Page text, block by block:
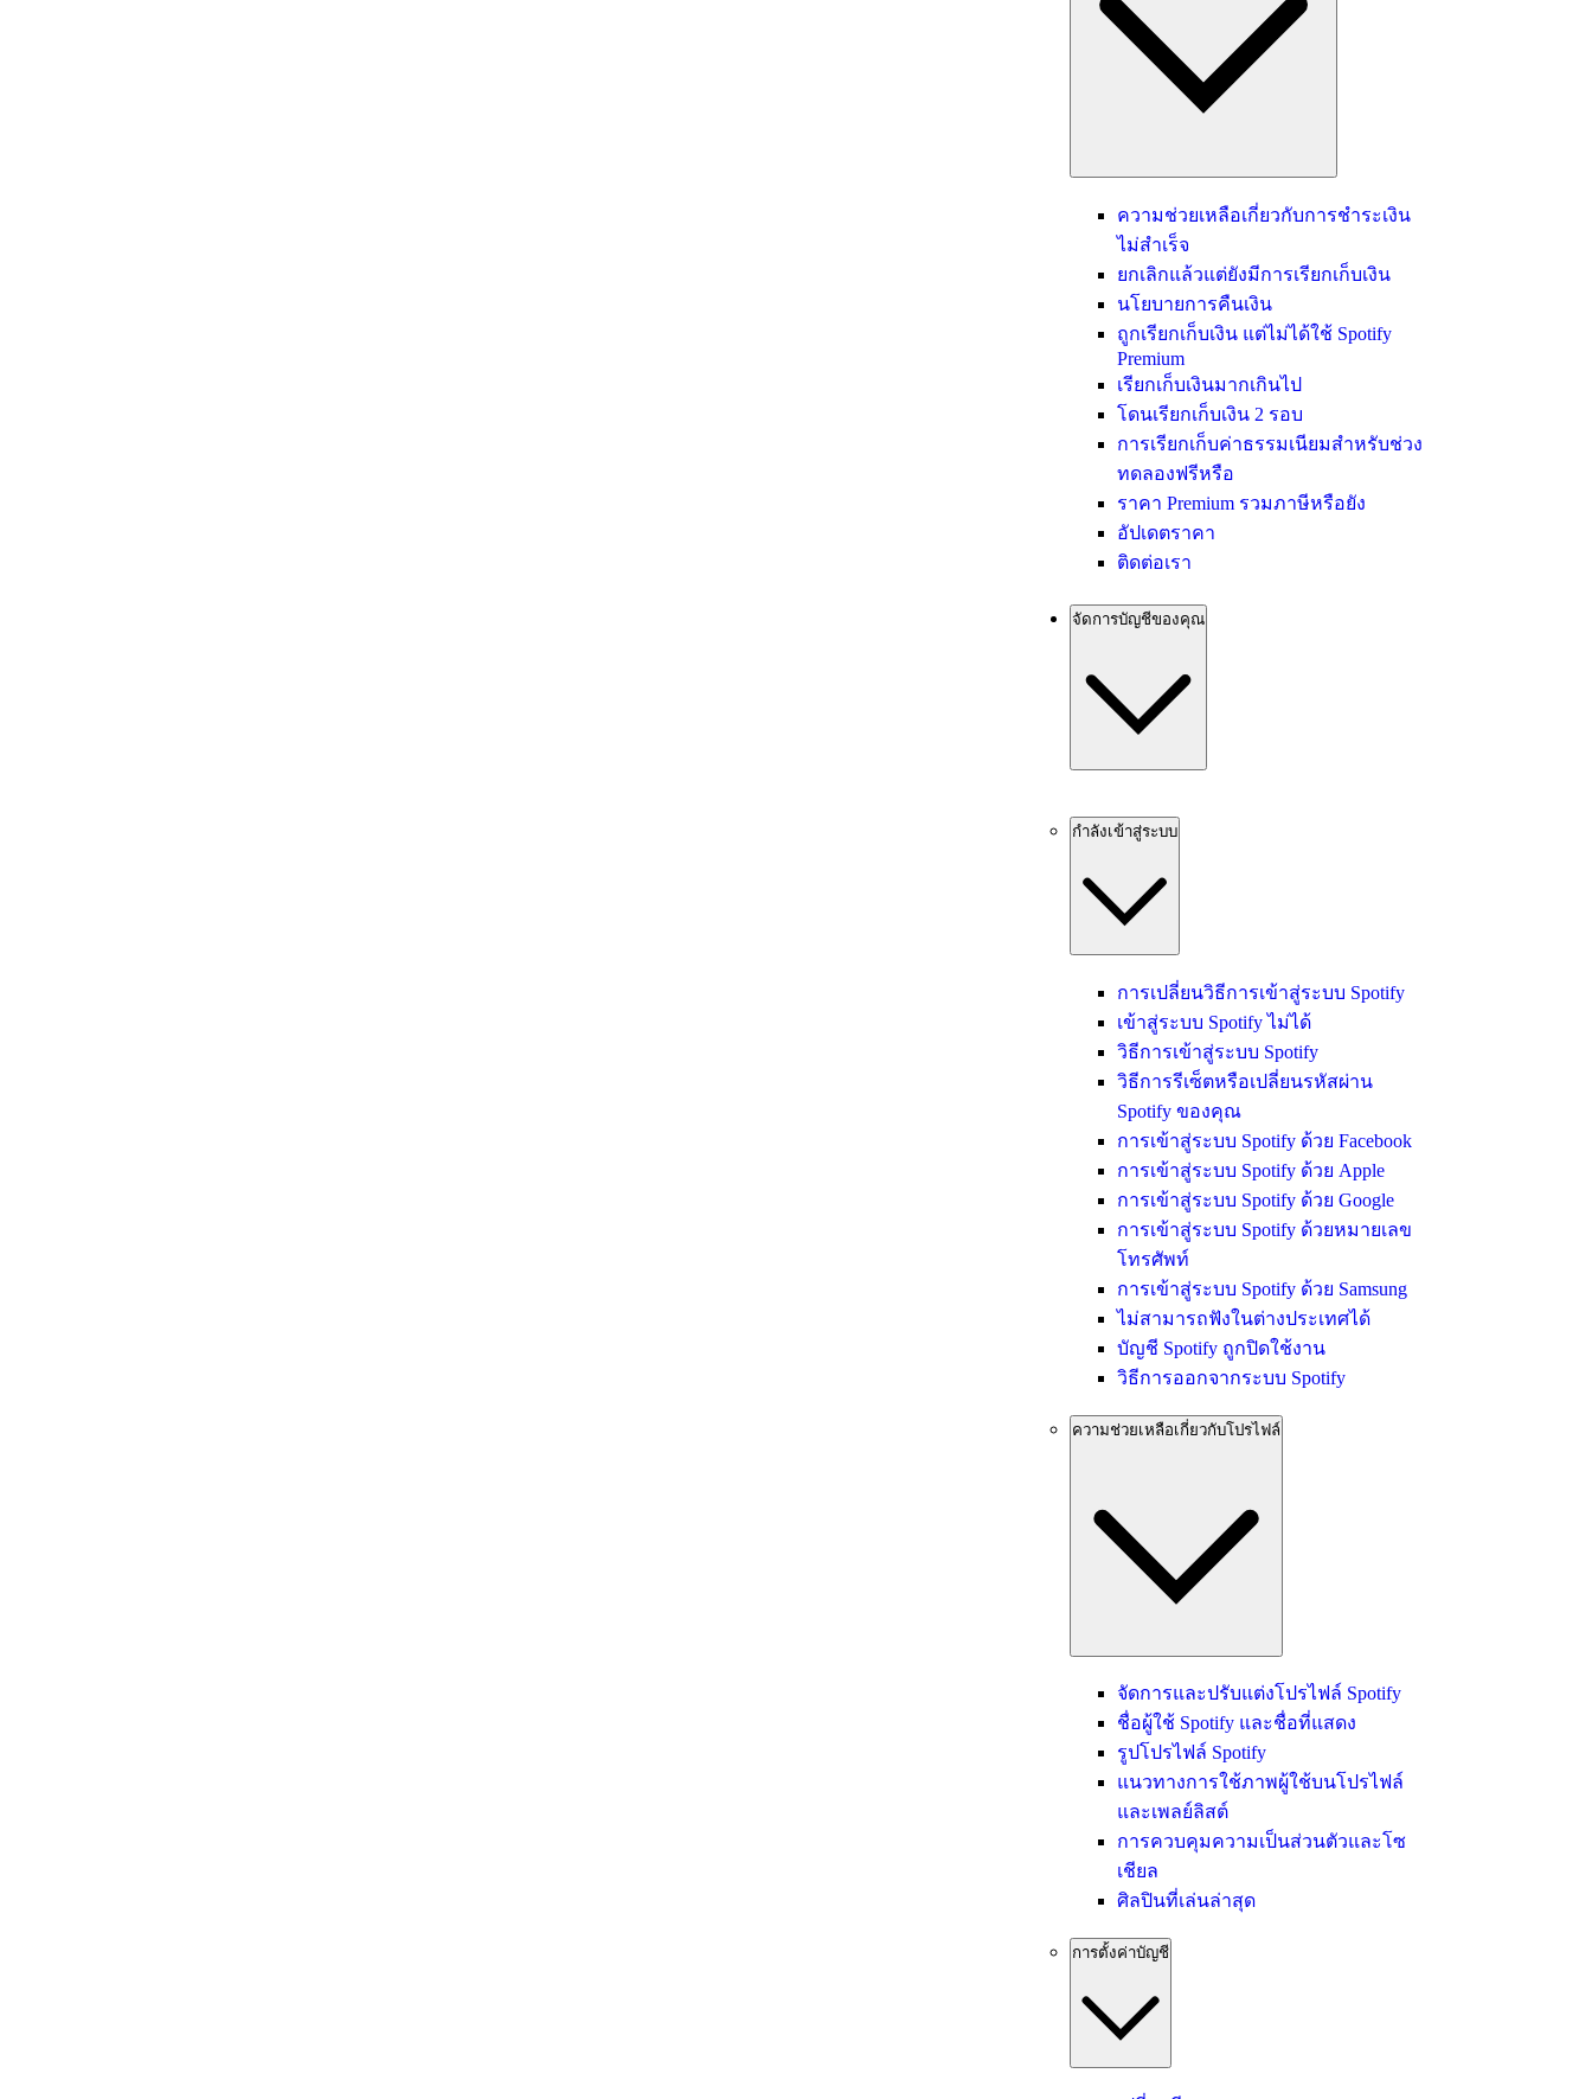
ความช่วยเหลือเกี่ยวกับการชำระเงิน
ไม่สำเร็จ
ยกเลิกแล้วแต่ยังมีการเรียกเก็บเงิน
นโยบายการคืนเงิน
ถูกเรียกเก็บเงิน แต่ไม่ได้ใช้ Spotify
Premium
เรียกเก็บเงินมากเกินไป
โดนเรียกเก็บเงิน 2 รอบ
การเรียกเก็บค่าธรรมเนียมสำหรับช่วง
ทดลองฟรีหรือ
ราคา Premium รวมภาษีหรือยัง
อัปเดตราคา
ติดต่อเรา
จัดการบัญชีของคุณ
กำลังเข้าสู่ระบบ
การเปลี่ยนวิธีการเข้าสู่ระบบ Spotify
เข้าสู่ระบบ Spotify ไม่ได้
วิธีการเข้าสู่ระบบ Spotify
วิธีการรีเซ็ตหรือเปลี่ยนรหัสผ่าน
Spotify ของคุณ
การเข้าสู่ระบบ Spotify ด้วย Facebook
การเข้าสู่ระบบ Spotify ด้วย Apple
การเข้าสู่ระบบ Spotify ด้วย Google
การเข้าสู่ระบบ Spotify ด้วยหมายเลข
โทรศัพท์
การเข้าสู่ระบบ Spotify ด้วย Samsung
ไม่สามารถฟังในต่างประเทศได้
บัญชี Spotify ถูกปิดใช้งาน
วิธีการออกจากระบบ Spotify
ความช่วยเหลือเกี่ยวกับโปรไฟล์
จัดการและปรับแต่งโปรไฟล์ Spotify
ชื่อผู้ใช้ Spotify และชื่อที่แสดง
รูปโปรไฟล์ Spotify
แนวทางการใช้ภาพผู้ใช้บนโปรไฟล์
และเพลย์ลิสต์
การควบคุมความเป็นส่วนตัวและโซ
เชียล
ศิลปินที่เล่นล่าสุด
การตั้งค่าบัญชี